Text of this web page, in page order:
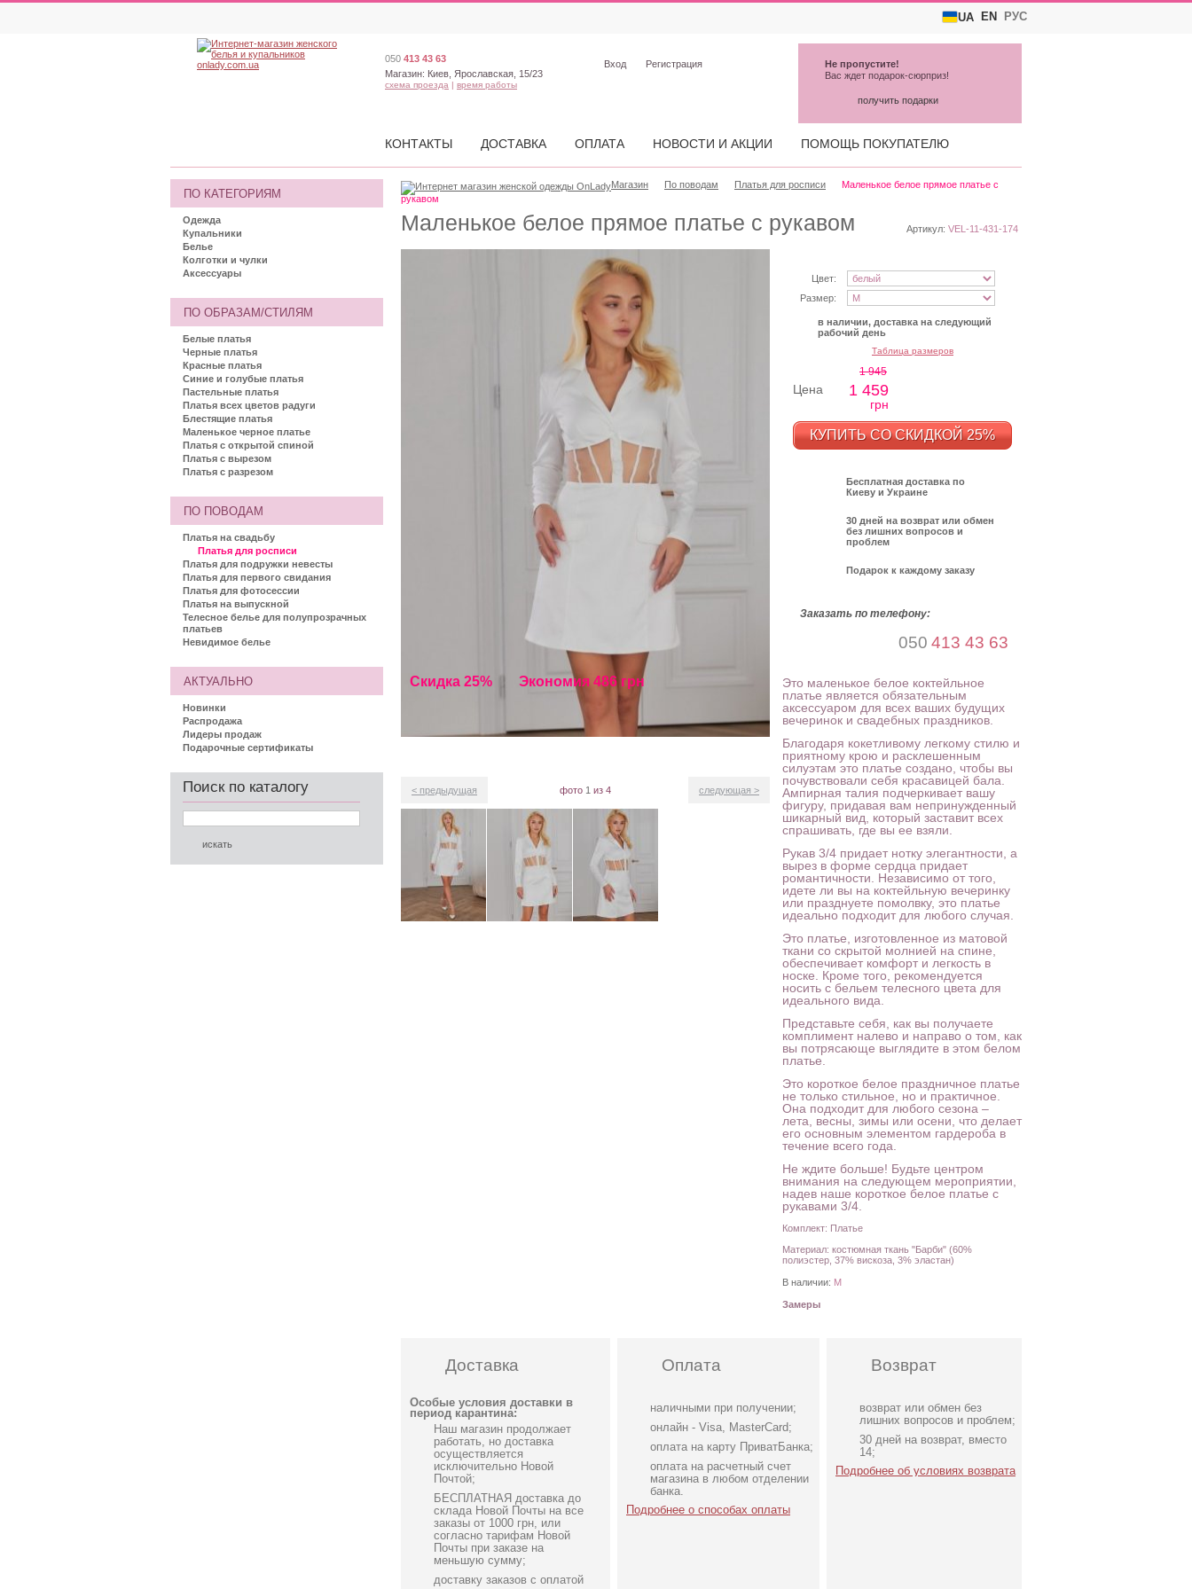
UA EN РУС
Маленькое белое прямое платье с рукавом Артикул: VEL-11-431-174
Скидка 25% Экономия 486 грн
Цвет:
Размер:
в наличии, доставка на следующий
рабочий день
Таблица размеров
Цена
1 945
1 459
грн
КУПИТЬ СО СКИДКОЙ 25%
Бесплатная доставка по
Киеву и Украине
30 дней на возврат или обмен
без лишних вопросов и
проблем
Подарок к каждому заказу
Заказать по телефону:
050 413 43 63
Это маленькое белое коктейльное
платье является обязательным
аксессуаром для всех ваших будущих
вечеринок и свадебных праздников.
Благодаря кокетливому легкому стилю и
приятному крою и расклешенным
силуэтам это платье создано, чтобы вы
почувствовали себя красавицей бала.
Ампирная талия подчеркивает вашу
фигуру, придавая вам непринужденный
шикарный вид, который заставит всех
спрашивать, где вы ее взяли.
Рукав 3/4 придает нотку элегантности, а
вырез в форме сердца придает
романтичности. Независимо от того,
идете ли вы на коктейльную вечеринку
или празднуете помолвку, это платье
идеально подходит для любого случая.
Это платье, изготовленное из матовой
ткани со скрытой молнией на спине,
обеспечивает комфорт и легкость в
носке. Кроме того, рекомендуется
носить с бельем телесного цвета для
идеального вида.
Представьте себя, как вы получаете
комплимент налево и направо о том, как
вы потрясающе выглядите в этом белом
платье.
Это короткое белое праздничное платье
не только стильное, но и практичное.
Она подходит для любого сезона –
лета, весны, зимы или осени, что делает
его основным элементом гардероба в
течение всего года.
Не ждите больше! Будьте центром
внимания на следующем мероприятии,
надев наше короткое белое платье с
рукавами 3/4.
Комплект: Платье
Материал: костюмная ткань "Барби" (60%
полиэстер, 37% вискоза, 3% эластан)
В наличии: M
Замеры
< предыдущая фото 1 из 4 следующая >
Доставка
Особые условия доставки в
период карантина:
Наш магазин продолжает
работать, но доставка
осуществляется
исключительно Новой
Почтой;
БЕСПЛАТНАЯ доставка до
склада Новой Почты на все
заказы от 1000 грн, или
согласно тарифам Новой
Почты при заказе на
меньшую сумму;
доставку заказов с оплатой
Оплата
наличными при получении;
онлайн - Visa, MasterCard;
оплата на карту ПриватБанка;
оплата на расчетный счет
магазина в любом отделении
банка.
Подробнее о способах оплаты
Возврат
возврат или обмен без
лишних вопросов и проблем;
30 дней на возврат, вместо
14;
Подробнее об условиях возврата
Магазин По поводам Платья для росписи
Маленькое белое прямое платье с
рукавом
ПО КАТЕГОРИЯМ
Одежда
Купальники
Белье
Колготки и чулки
Аксессуары
ПО ОБРАЗАМ/СТИЛЯМ
Белые платья
Черные платья
Красные платья
Синие и голубые платья
Пастельные платья
Платья всех цветов радуги
Блестящие платья
Маленькое черное платье
Платья с открытой спиной
Платья с вырезом
Платья с разрезом
ПО ПОВОДАМ
Платья на свадьбу
Платья для росписи
Платья для подружки невесты
Платья для первого свидания
Платья для фотосессии
Платья на выпускной
Телесное белье для полупрозрачных
платьев
Невидимое белье
АКТУАЛЬНО
Новинки
Распродажа
Лидеры продаж
Подарочные сертификаты
Поиск по каталогу
050 413 43 63
Магазин: Киев, Ярославская, 15/23
схема проезда | время работы
Вход Регистрация
КОНТАКТЫ ДОСТАВКА ОПЛАТА НОВОСТИ И АКЦИИ ПОМОЩЬ ПОКУПАТЕЛЮ
Не пропустите!
Вас ждет подарок-сюрприз!
получить подарки